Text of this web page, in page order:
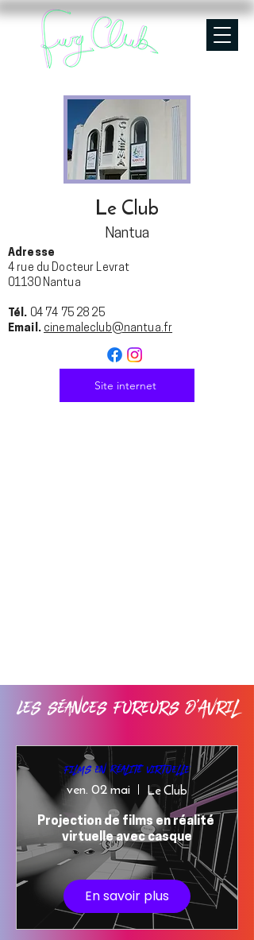
Le Club
Nantua
Adresse
4 rue du Docteur Levrat
01130 Nantua
Tél. 04 74 75 28 25
Email. cinemaleclub@nantua.fr
Site internet
Les séances Fureurs d'Avril
Films en Réalité Virtuelle
ven. 02 mai Le Club
Projection de films en réalité
virtuelle avec casque
En savoir plus